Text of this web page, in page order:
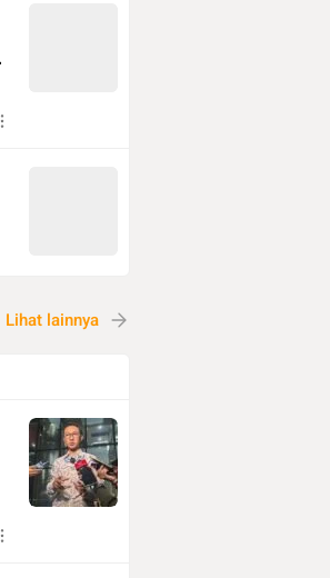
Lihat lainnya